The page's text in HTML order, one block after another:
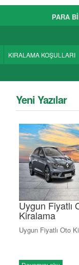
PARA
KIRALAMA KOŞULLARI
Yeni Yazılar
Uygun Fiyatlı
Kiralama
Uygun Fiyatlı Oto